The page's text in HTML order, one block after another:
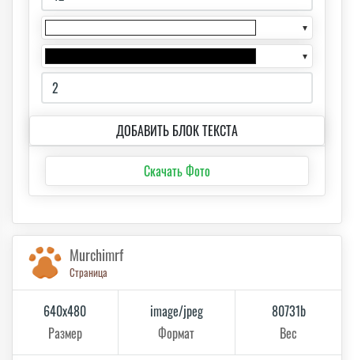
▼
▼
ДОБАВИТЬ БЛОК ТЕКСТА
Скачать Фото
Murchimrf
Страница
640x480
Размер
image/jpeg
Формат
80731b
Вес